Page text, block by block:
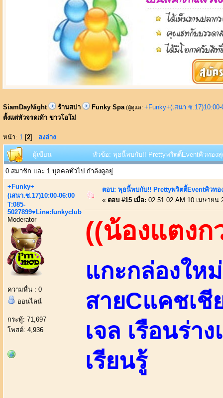
SiamDayNight ร้านสปา Funky Spa (ผู้ดูแล: +Funky+(เสนา.ซ
ตั้งแต่หัวจรดเท้า ขาวโอโม่
หน้า: 1 [2] ลงล่าง
ผู้เขียน หัวข้อ: พุธนี้พบกับ!! Prettyพริตตี้Eventคิวทองสุ
0 สมาชิก และ 1 บุคคลทั่วไป กำลังดูอยู่
+Funky+
(เสนา.ซ.17)10:00-06:00
T:085-
5027899♥Line:funkyclub
Moderator
ความหื่น : 0
ออนไลน์
กระทู้: 71,697
โพสต์: 4,936
ตอบ: พุธนี้พบกับ!! Prettyพริตตี้Eventคิวทอ
« ตอบ #15 เมื่อ: 02:51:02 AM 10 เมษายน
((น้องแตงก
แกะกล่องให
สายCแคชเ
เจล เรือนร่า
เรียนรู้